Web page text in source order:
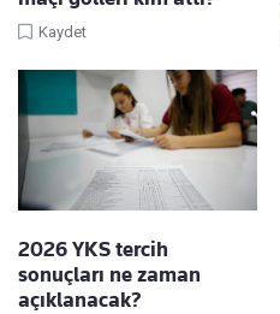
Kaydet
2026 YKS tercih
sonuçları ne zaman
açıklanacak?